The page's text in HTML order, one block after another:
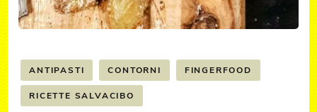
ANTIPASTI CONTORNI FINGERFOOD
RICETTE SALVACIBO